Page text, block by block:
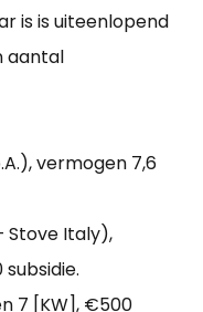
is is uiteenlopend
aantal
vermogen 7,6
Stove Italy),
7 [KW], €500